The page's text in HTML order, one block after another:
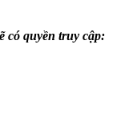
có quyền truy cập: